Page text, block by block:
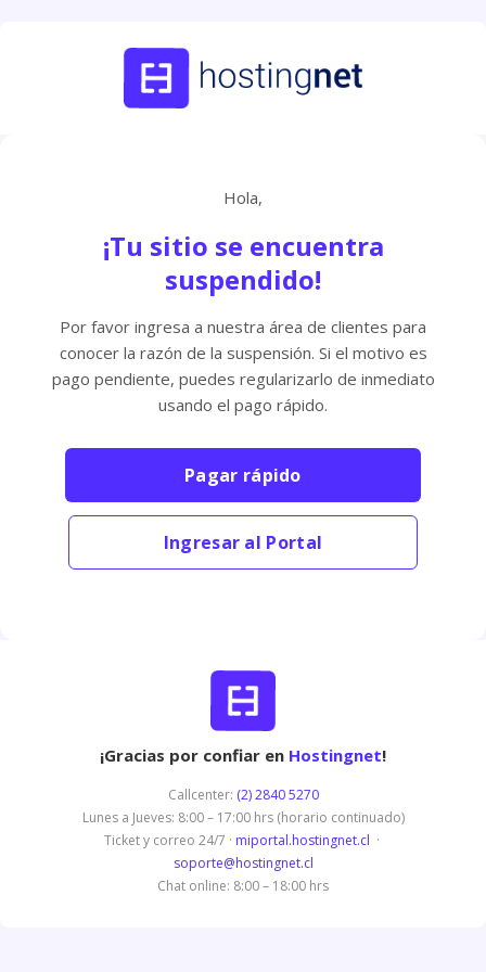
Hola,
¡Tu sitio se encuentra
suspendido!
Por favor ingresa a nuestra área de clientes para
conocer la razón de la suspensión. Si el motivo es
pago pendiente, puedes regularizarlo de inmediato
usando el pago rápido.
Pagar rápido
Ingresar al Portal
¡Gracias por confiar en Hostingnet!
Callcenter: (2) 2840 5270
Lunes a Jueves: 8:00 – 17:00 hrs (horario continuado)
Ticket y correo 24/7 · miportal.hostingnet.cl ·
soporte@hostingnet.cl
Chat online: 8:00 – 18:00 hrs